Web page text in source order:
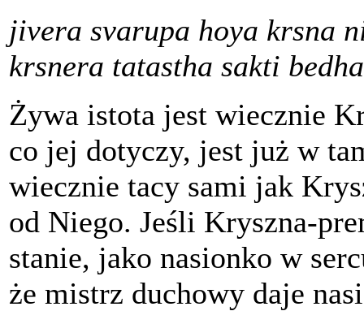
jivera svarupa hoya krsna
krsnera tatastha sakti
Żywa istota jest wiecznie
co jej dotyczy, jest już w
wiecznie tacy sami jak
od Niego. Jeśli Kryszna-
stanie, jako nasionko w
że mistrz duchowy daje